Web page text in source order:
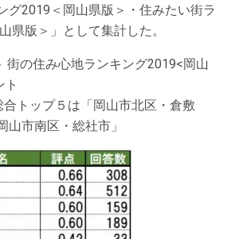
グ2019＜岡山県版＞・住みたい街ラ
県版＞」として集計した。
街の住み心地ランキング2019<岡山
ト
トップ５は「岡山市北区・倉敷
山市南区・総社市」